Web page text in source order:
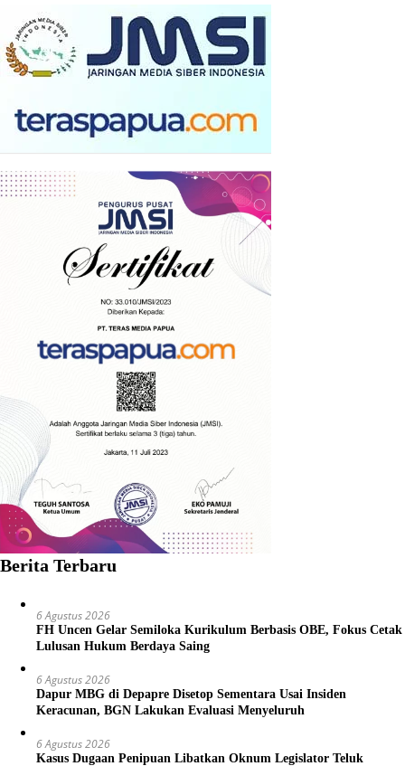
Berita Terbaru
6 Agustus 2026
FH Uncen Gelar Semiloka Kurikulum Berbasis OBE, Fokus Cetak
Lulusan Hukum Berdaya Saing
6 Agustus 2026
Dapur MBG di Depapre Disetop Sementara Usai Insiden
Keracunan, BGN Lakukan Evaluasi Menyeluruh
6 Agustus 2026
Kasus Dugaan Penipuan Libatkan Oknum Legislator Teluk